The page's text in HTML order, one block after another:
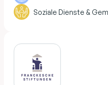
Soziale Dienste &